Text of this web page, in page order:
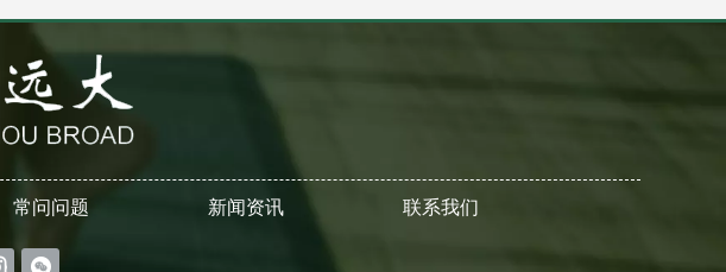
常问问题 新闻资讯 联系我们